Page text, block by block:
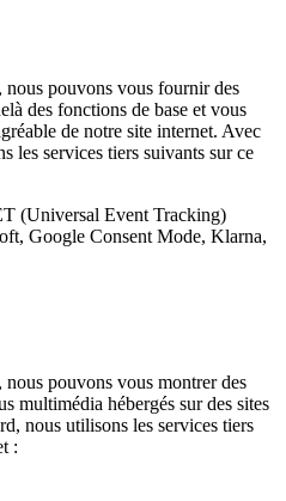
nous pouvons vous fournir des
des fonctions de base et vous
de notre site internet. Avec
les services tiers suivants sur ce
(Universal Event Tracking)
Google Consent Mode, Klarna,
nous pouvons vous montrer des
multimédia hébergés sur des sites
nous utilisons les services tiers
: